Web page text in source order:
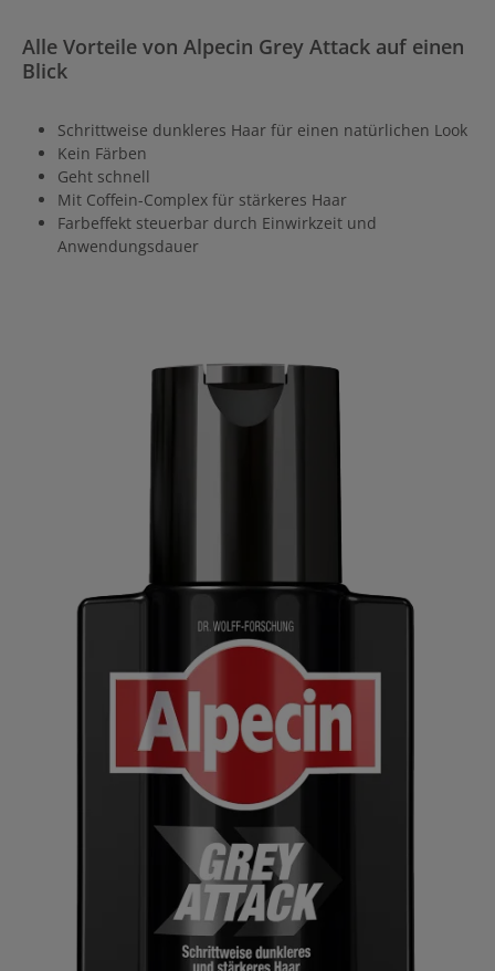
Alle Vorteile von Alpecin Grey Attack auf einen
Blick
Schrittweise dunkleres Haar für einen natürlichen Look
Kein Färben
Geht schnell
Mit Coffein-Complex für stärkeres Haar
Farbeffekt steuerbar durch Einwirkzeit und
Anwendungsdauer